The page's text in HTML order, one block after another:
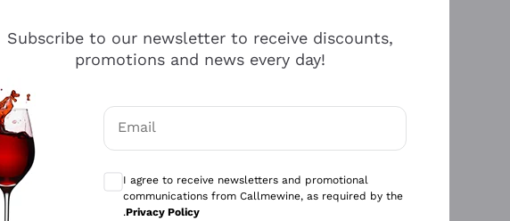
Subscribe to our newsletter to receive discounts,
promotions and news every day!
Email
I agree to receive newsletters and promotional
communications from Callmewine, as required by the
.Privacy Policy